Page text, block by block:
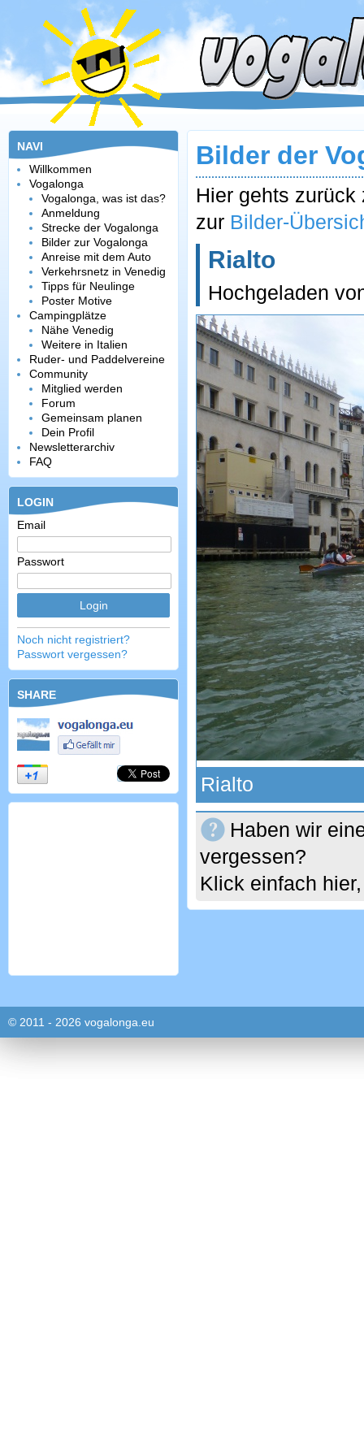
NAVI
Willkommen
Vogalonga
Vogalonga, was ist das?
Anmeldung
Strecke der Vogalonga
Bilder zur Vogalonga
Anreise mit dem Auto
Verkehrsnetz in Venedig
Tipps für Neulinge
Poster Motive
Campingplätze
Nähe Venedig
Weitere in Italien
Ruder- und Paddelvereine
Community
Mitglied werden
Forum
Gemeinsam planen
Dein Profil
Newsletterarchiv
FAQ
LOGIN
Email
Passwort
Noch nicht registriert?
Passwort vergessen?
SHARE
Bilder der
Hier gehts
zur Bilder-
Rialto
Hochgeladen
Rialto
Haben wir
vergessen?
Klick einfach
© 2011 - 2026 vogalonga.eu